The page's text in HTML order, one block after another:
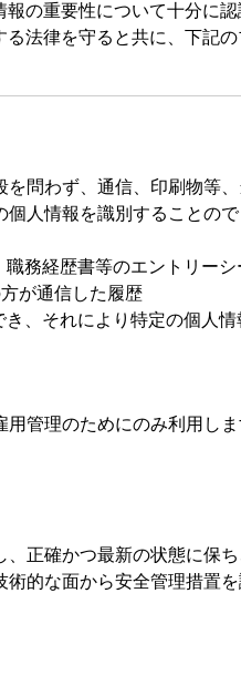
の重要性について十分に
法律を守ると共に、下記
問わず、通信、印刷物等
人情報を識別することの
務経歴書等のエントリー
が通信した履歴
、それにより特定の個人
管理のためにのみ利用し
正確かつ最新の状態に保
的な面から安全管理措置